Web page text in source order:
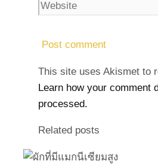
This site uses Akismet to
Learn how your comment
processed.
Related posts